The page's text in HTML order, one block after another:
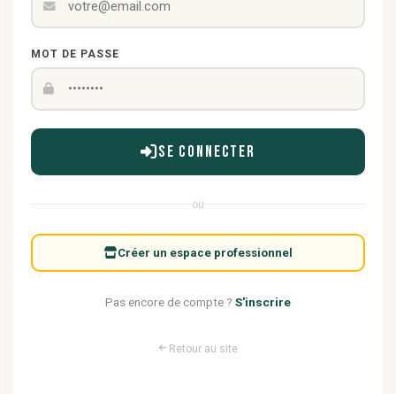
MOT DE PASSE
Se connecter
ou
Créer un espace professionnel
Pas encore de compte ? S'inscrire
Retour au site